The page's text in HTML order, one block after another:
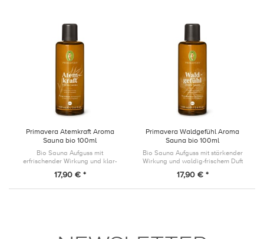
Primavera Atemkraft Aroma
Sauna bio 100ml
Bio Sauna Aufguss mit
erfrischender Wirkung und klar-
17,90 € *
Primavera Waldgefühl Aroma
Sauna bio 100ml
Bio Sauna Aufguss mit stärkender
Wirkung und waldig-frischem Duft
17,90 € *